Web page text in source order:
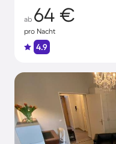
ab 64 €
pro Nacht
4.9